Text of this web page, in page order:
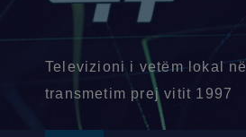
Televizioni i vetëm lokal në
transmetim prej vitit 1997